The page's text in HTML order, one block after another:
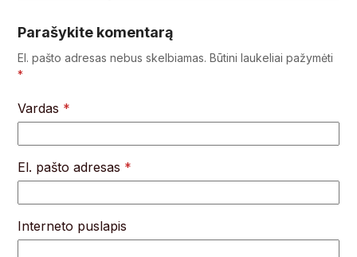
Parašykite komentarą
El. pašto adresas nebus skelbiamas. Būtini laukeliai pažymėti
*
Vardas *
El. pašto adresas *
Interneto puslapis